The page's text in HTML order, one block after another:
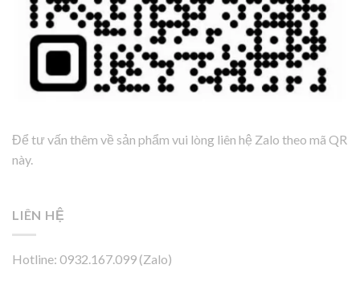
Để tư vấn thêm về sản phẩm vui lòng liên hệ Zalo theo mã QR
này.
LIÊN HỆ
Hotline: 0932.167.099 (Zalo)